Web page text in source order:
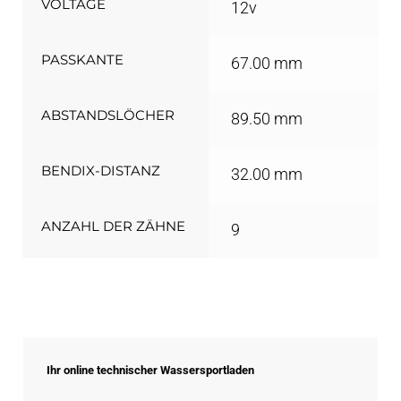
VOLTAGE 12v
PASSKANTE 67.00 mm
ABSTANDSLÖCHER 89.50 mm
BENDIX-DISTANZ 32.00 mm
ANZAHL DER ZÄHNE 9
Ihr online technischer Wassersportladen